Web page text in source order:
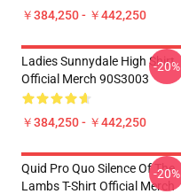
￥384,250 - ￥442,250
Ladies Sunnydale High Shirt
Official Merch 90S3003
￥384,250 - ￥442,250
-20%
Quid Pro Quo Silence Of The
Lambs T-Shirt Official Merch
-20%